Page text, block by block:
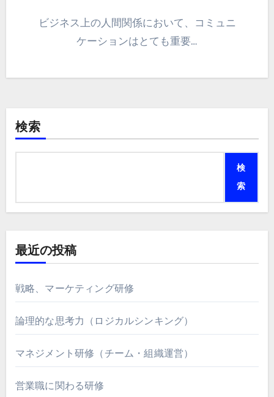
ビジネス上の人間関係において、コミュニ
ケーションはとても重要…
検索
検
索
最近の投稿
戦略、マーケティング研修
論理的な思考力（ロジカルシンキング）
マネジメント研修（チーム・組織運営）
営業職に関わる研修